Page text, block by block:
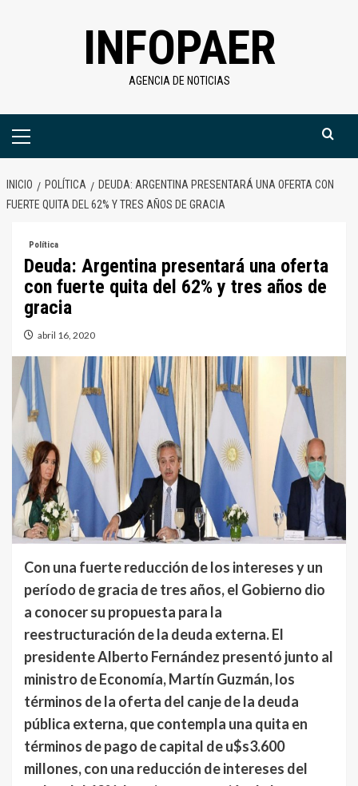
INFOPAER
AGENCIA DE NOTICIAS
Menú
INICIO POLÍTICA
DEUDA: ARGENTINA PRESENTARÁ UNA OFERTA CON
FUERTE QUITA DEL 62% Y TRES AÑOS DE GRACIA
Política
Deuda: Argentina presentará una oferta
con fuerte quita del 62% y tres años de
gracia
abril 16, 2020
Con una fuerte reducción de los intereses y un
período de gracia de tres años, el Gobierno dio
a conocer su propuesta para la
reestructuración de la deuda externa. El
presidente Alberto Fernández presentó junto al
ministro de Economía, Martín Guzmán, los
términos de la oferta del canje de la deuda
pública externa, que contempla una quita en
términos de pago de capital de u$s3.600
millones, con una reducción de intereses del